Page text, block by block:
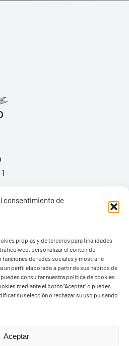
consentimiento de
propias y de terceros para finalidades
web, personalizar el contenido
funciones de redes sociales y mostrarle
un perfil elaborado a partir de sus hábitos de
consultar nuestra política de cookies
mediante el botón “Aceptar” o puedes
su selección o rechazar su uso pulsando
Aceptar
Toggle
de Yaiza - Todos los
reservads